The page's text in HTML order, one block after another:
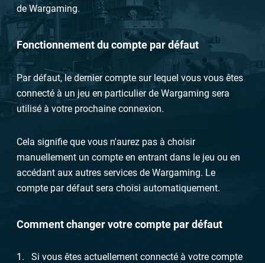
de Wargaming.
Fonctionnement du compte par défaut
Par défaut, le dernier compte sur lequel vous vous êtes
connecté à un jeu en particulier de Wargaming sera
utilisé à votre prochaine connexion.
Cela signifie que vous n'aurez pas à choisir
manuellement un compte en entrant dans le jeu ou en
accédant aux autres services de Wargaming. Le
compte par défaut sera choisi automatiquement.
Comment changer votre compte par défaut
Si vous êtes actuellement connecté à votre compte